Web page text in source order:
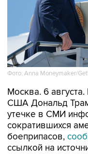
Фото: Anna Moneymaker/
Москва. 6
США Дональд
утечке в СМИ
сократившихся
боеприпасов,
ссылкой на